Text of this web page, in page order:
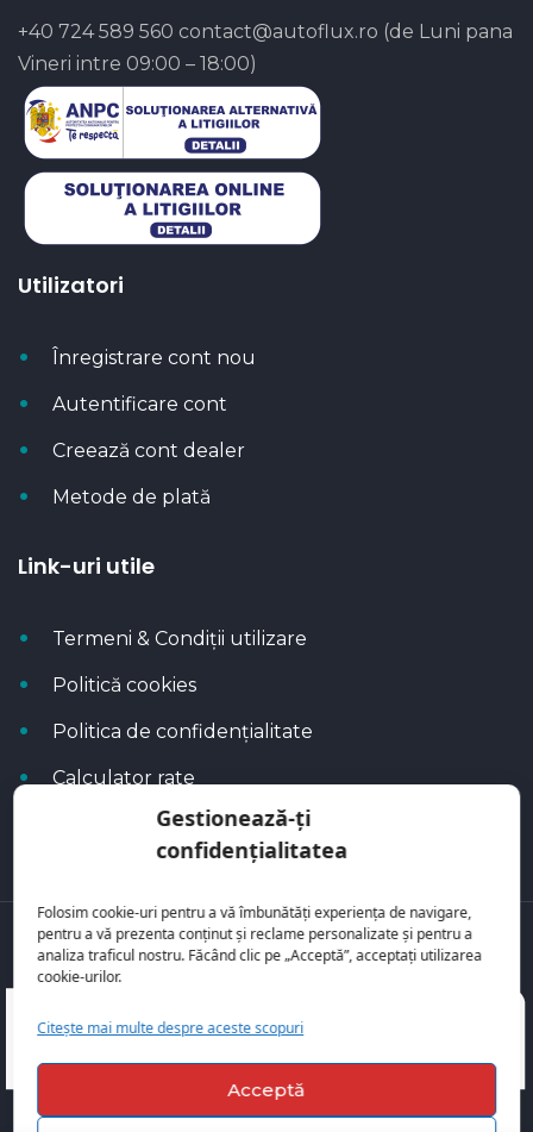
Gestionează-ți
confidențialitatea
Folosim cookie-uri pentru a vă îmbunătăți experiența de navigare,
pentru a vă prezenta conținut și reclame personalizate și pentru a
analiza traficul nostru. Făcând clic pe „Acceptă”, acceptați utilizarea
cookie-urilor.
Citește mai multe despre aceste scopuri
Acceptă
+40 724 589 560 contact@autoflux.ro (de Luni pana
Vineri intre 09:00 – 18:00)
Utilizatori
Înregistrare cont nou
Autentificare cont
Creează cont dealer
Metode de plată
Link-uri utile
Termeni & Condiții utilizare
Politică cookies
Politica de confidențialitate
Calculator rate
Blog Autoflux
Toate mașinile se regăsesc peAutoFlux